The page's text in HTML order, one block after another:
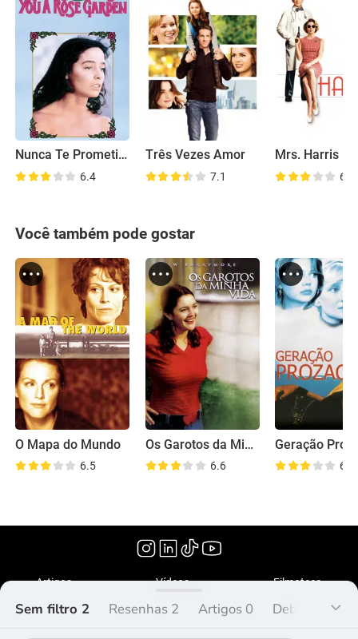
Nunca Te Prometi um Jardim de Rosas
6.4
Três Vezes Amor
7.1
Mrs. Harris
6.0
Você também pode gostar
O Mapa do Mundo
6.5
Os Garotos da Minha Vida
6.6
Geração
6.8
(1999)
Sem filtro 2 Resenhas 2 Artigos 0 Debate 0
Artigos Vídeos Filmoteca
O que é Peliplat?